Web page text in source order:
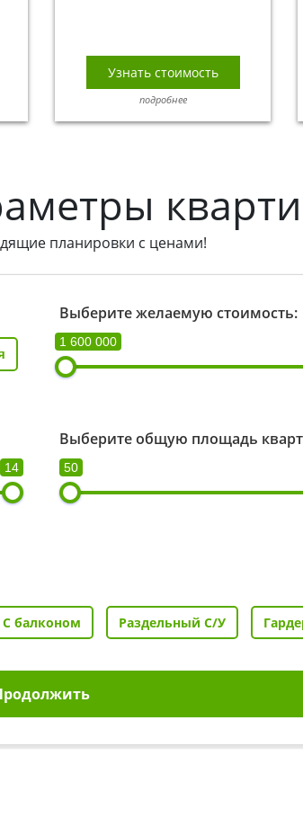
Узнать стоимость
подробнее
планировки с ценами!
Выберите желаемую стоимость:
1 600 000
14
Выберите общую площадь
50
С балконом Раздельный С/У